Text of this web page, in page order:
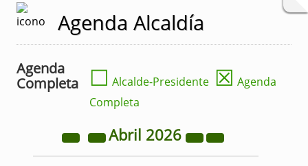
Agenda Alcaldía
Agenda
Completa
☐ Alcalde-Presidente ☒ Agenda
Completa
Abril 2026